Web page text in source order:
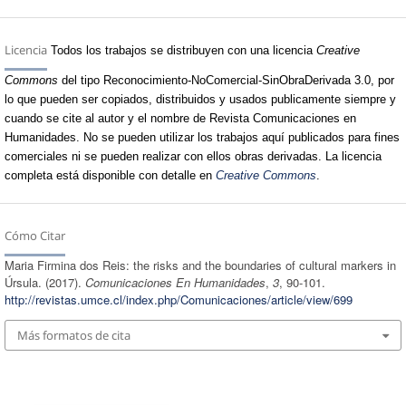
Licencia Todos los trabajos se distribuyen con una licencia Creative
Commons del tipo Reconocimiento-NoComercial-SinObraDerivada 3.0, por
lo que pueden ser copiados, distribuidos y usados publicamente siempre y
cuando se cite al autor y el nombre de Revista Comunicaciones en
Humanidades. No se pueden utilizar los trabajos aquí publicados para fines
comerciales ni se pueden realizar con ellos obras derivadas. La licencia
completa está disponible con detalle en Creative Commons
Cómo Citar
Maria Firmina dos Reis: the risks and the boundaries of cultural markers in
Úrsula. (2017). Comunicaciones En Humanidades, 3, 90-101.
http://revistas.umce.cl/index.php/Comunicaciones/article/view/699
Más formatos de cita